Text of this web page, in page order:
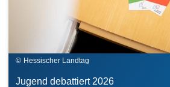
Hessischer Landtag
Jugend debattiert 2026